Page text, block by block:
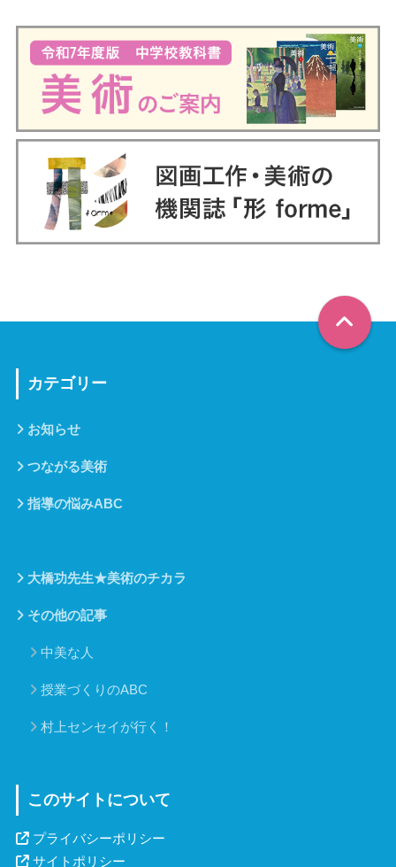
カテゴリー
お知らせ
つながる美術
指導の悩みABC
大橋功先生★美術のチカラ
その他の記事
中美な人
授業づくりのABC
村上センセイが行く！
このサイトについて
プライバシーポリシー
サイトポリシー